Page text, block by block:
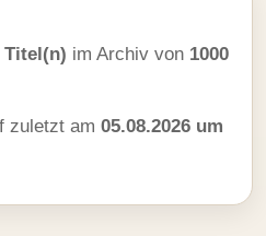
Titel(n) im Archiv von 1000
zuletzt am 05.08.2026 um